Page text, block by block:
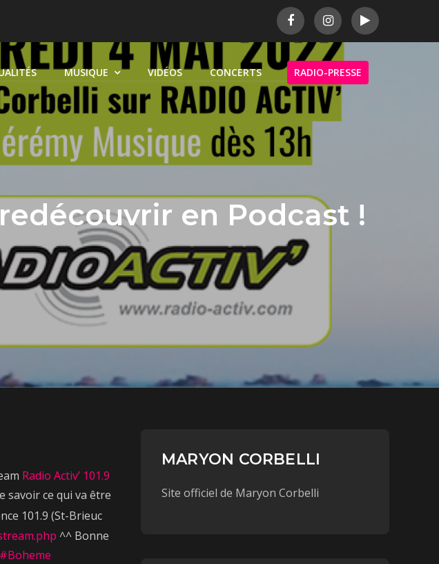
MUSIQUE VIDÉOS CONCERTS RADIO-PRESSE
en Podcast !
Radio Activ’ 101.9
savoir ce qui va être
101.9 (St-Brieuc
^^ Bonne
#Boheme
MARYON CORBELLI
Site officiel de Maryon Corbelli